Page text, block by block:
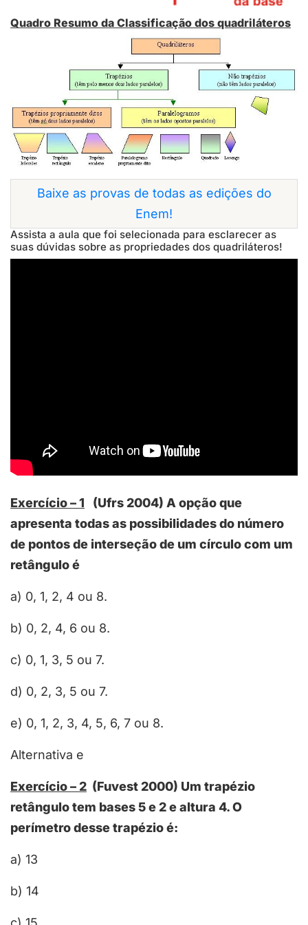
Quadro Resumo da Classificação dos quadriláteros
Baixe as provas de todas as edições do
Enem!
Assista a aula que foi selecionada para esclarecer as
suas dúvidas sobre as propriedades dos quadriláteros!
Exercício – 1 (Ufrs 2004) A opção que
apresenta todas as possibilidades do número
de pontos de interseção de um círculo com um
retângulo é
a) 0, 1, 2, 4 ou 8.
b) 0, 2, 4, 6 ou 8.
c) 0, 1, 3, 5 ou 7.
d) 0, 2, 3, 5 ou 7.
e) 0, 1, 2, 3, 4, 5, 6, 7 ou 8.
Alternativa e
Exercício – 2 (Fuvest 2000) Um trapézio
retângulo tem bases 5 e 2 e altura 4. O
perímetro desse trapézio é:
a) 13
b) 14